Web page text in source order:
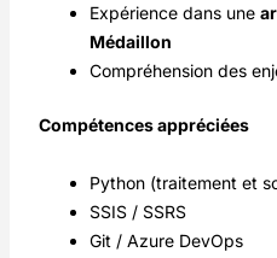
Expérience dans une
Médaillon
Compréhension des
Compétences appréciées
Python (traitement et
SSIS / SSRS
Git / Azure DevOps